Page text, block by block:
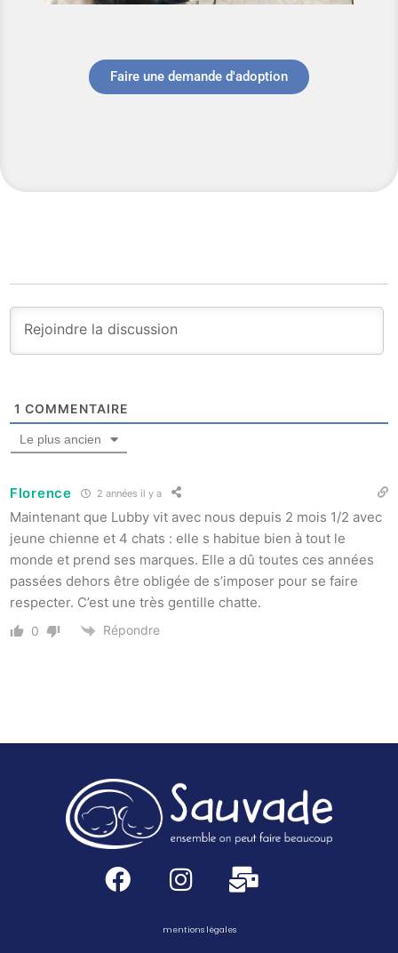
Faire une demande d'adoption
1 COMMENTAIRE
Le plus ancien
Florence 2 années il y a
Maintenant que Lubby vit avec nous depuis 2 mois 1/2 avec
jeune chienne et 4 chats : elle s habitue bien à tout le
monde et prend ses marques. Elle a dû toutes ces années
passées dehors être obligée de s’imposer pour se faire
respecter. C’est une très gentille chatte.
0 Répondre
mentions légales